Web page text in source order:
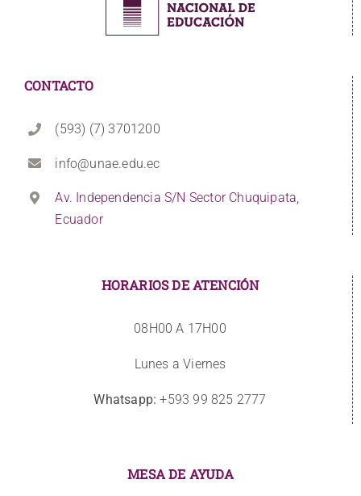
CONTACTO
(593) (7) 3701200
info@unae.edu.ec
Av. Independencia S/N Sector Chuquipata,
Ecuador
HORARIOS DE ATENCIÓN
08H00 A 17H00
Lunes a Viernes
Whatsapp: +593 99 825 2777
MESA DE AYUDA